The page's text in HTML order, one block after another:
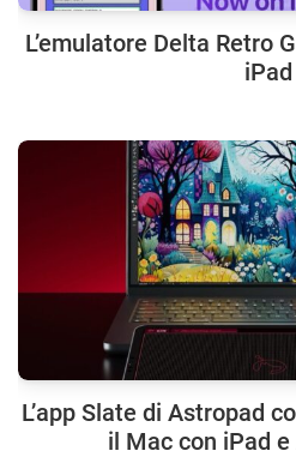
L’emulatore Delta Retro
iPad
L’app Slate di Astropad
il Mac con iPad